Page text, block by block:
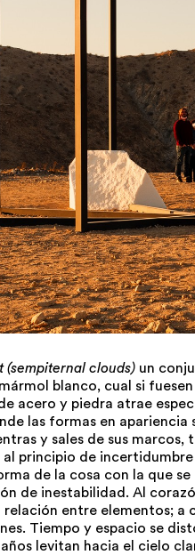
(sempiternal clouds) un
blanco, cual si
acero y piedra atrae
las formas en
y sales de sus marcos,
principio de
de la cosa con la que
de inestabilidad. Al
entre elementos; a
Tiempo y espacio se
levitan hacia el cielo